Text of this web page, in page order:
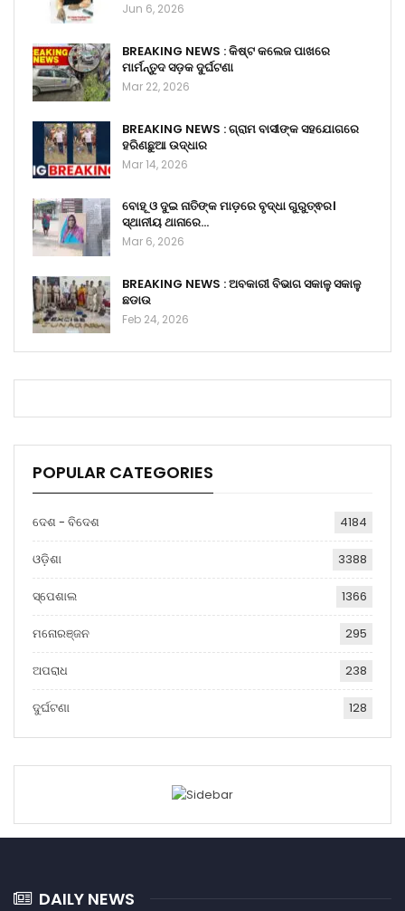
Jun 6, 2026
BREAKING NEWS : କିଷ୍ଟ କଲେଜ ପାଖରେ
ମାର୍ମନ୍ତୁଦ ସଡ଼କ ଦୁର୍ଘଟଣା
Mar 22, 2026
BREAKING NEWS : ଗ୍ରାମ ବାସୀଙ୍କ ସହଯୋଗରେ
ହରିଣଛୁଆ ଉଦ୍ଧାର
Mar 14, 2026
ବୋହୂ ଓ ଦୁଇ ନାତିଙ୍କ ମାଡ଼ରେ ବୃଦ୍ଧା ଗୁରୁତ୍ଵର।
ସ୍ଥାନୀୟ ଥାନାରେ…
Mar 6, 2026
BREAKING NEWS : ଅବକାରୀ ବିଭାଗ ସକାଳୁ ସକାଳୁ
ଛଡାଉ
Feb 24, 2026
POPULAR CATEGORIES
ଦେଶ - ବିଦେଶ 4184
ଓଡ଼ିଶା 3388
ସ୍ପେଶାଲ 1366
ମନୋରଞ୍ଜନ 295
ଅପରାଧ 238
ଦୁର୍ଘଟଣା 128
DAILY NEWS